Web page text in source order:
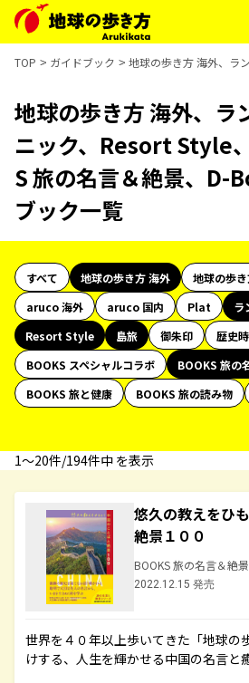
TOP ガイドブック 地球の歩き方 海外、ラ
地球の歩き方 海外、ラ
ニック、Resort Style
S 旅の名言＆絶景、D-
ブック一覧
すべて 地球の歩き方 海外
地球の歩き
aruco 海外
aruco 国内 Plat
ラ
Resort Style
島旅 御朱印 歴史
BOOKS スペシャルコラボ
BOOKS 旅の
BOOKS 旅と健康
BOOKS 旅の読み物
1〜20件/194件中 を表示
悠久の教えをひ
絶景１００
BOOKS 旅の名言＆絶景
2022.12.15 発売
世界を４０年以上歩いてきた「地球の
けする、人生を輝かせる中国の名言と